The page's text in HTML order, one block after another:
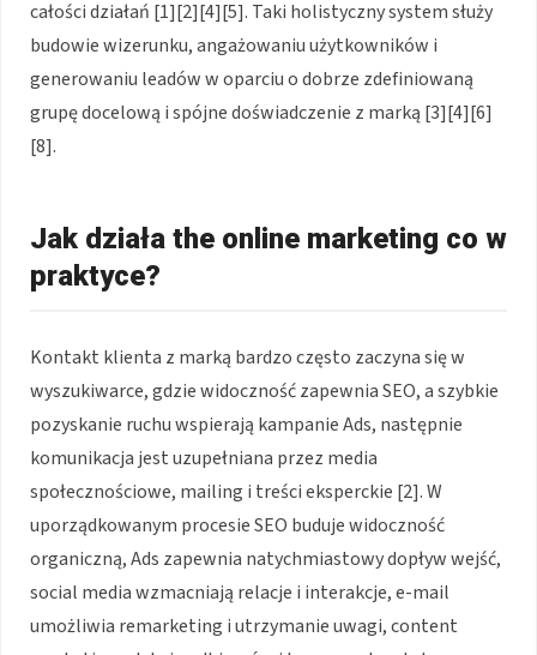
całości działań [1][2][4][5]. Taki holistyczny system służy
budowie wizerunku, angażowaniu użytkowników i
generowaniu leadów w oparciu o dobrze zdefiniowaną
grupę docelową i spójne doświadczenie z marką [3][4][6]
[8].
Jak działa the online marketing co w
praktyce?
Kontakt klienta z marką bardzo często zaczyna się w
wyszukiwarce, gdzie widoczność zapewnia SEO, a szybkie
pozyskanie ruchu wspierają kampanie Ads, następnie
komunikacja jest uzupełniana przez media
społecznościowe, mailing i treści eksperckie [2]. W
uporządkowanym procesie SEO buduje widoczność
organiczną, Ads zapewnia natychmiastowy dopływ wejść,
social media wzmacniają relacje i interakcje, e-mail
umożliwia remarketing i utrzymanie uwagi, content